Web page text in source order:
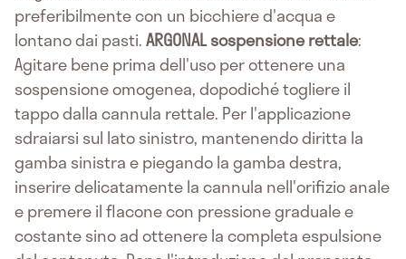
preferibilmente con un bicchiere d'acqua e
lontano dai pasti.ARGONAL sospensione rettale:
Agitare bene prima dell'uso per ottenere una
sospensione omogenea, dopodiché togliere il
tappo dalla cannula rettale. Per l'applicazione
sdraiarsi sul lato sinistro, mantenendo diritta la
gamba sinistra e piegando la gamba destra,
inserire delicatamente la cannula nell'orifizio anale
e premere il flacone con pressione graduale e
costante sino ad ottenere la completa espulsione